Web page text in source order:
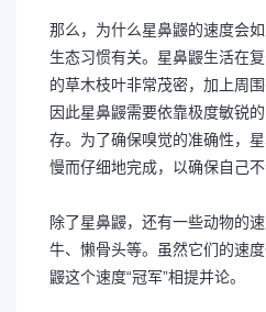
那么，为什么星鼻鼹的速度会
生态习惯有关。星鼻鼹生活在
的草木枝叶非常茂密，加上周
因此星鼻鼹需要依靠极度敏锐
存。为了确保嗅觉的准确性，
慢而仔细地完成，以确保自己
除了星鼻鼹，还有一些动物的
牛、懒骨头等。虽然它们的速
鼹这个速度“冠军”相提并论。